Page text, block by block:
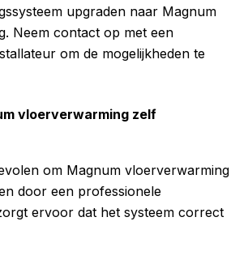
upgraden naar Magnum
Neem contact op met een
om de mogelijkheden te
vloerverwarming zelf
om Magnum vloerverwarming
door een professionele
ervoor dat het systeem correct